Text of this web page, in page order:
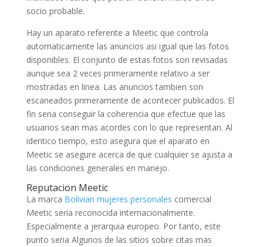
socio probable.
Hay un aparato referente a Meetic que controla
automaticamente las anuncios asi igual que las fotos
disponibles. El conjunto de estas fotos son revisadas
aunque sea 2 veces primeramente relativo a ser
mostradas en linea. Las anuncios tambien son
escaneados primeramente de acontecer publicados. El
fin seria conseguir la coherencia que efectue que las
usuarios sean mas acordes con lo que representan. Al
identico tiempo, esto asegura que el aparato en
Meetic se asegure acerca de que cualquier se ajusta a
las condiciones generales en manejo.
Reputacion Meetic
La marca Bolivian mujeres personales comercial
Meetic seri­a reconocida internacionalmente.
Especialmente a jerarquia europeo. Por tanto, este
punto seria Algunos de las sitios sobre citas mas